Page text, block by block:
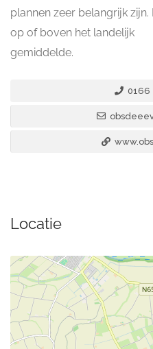
plannen zeer belangrijk
op of boven het landelijk
gemiddelde.
0166
Locatie